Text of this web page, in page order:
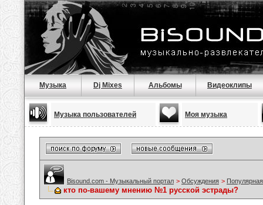
Музыка Dj Mixes Альбомы Видеоклипы
Музыка пользователей Моя музыка
Bisound.com - Музыкальный портал > Обсуждения >
кто по-вашему мнению №1 русской эстрады?